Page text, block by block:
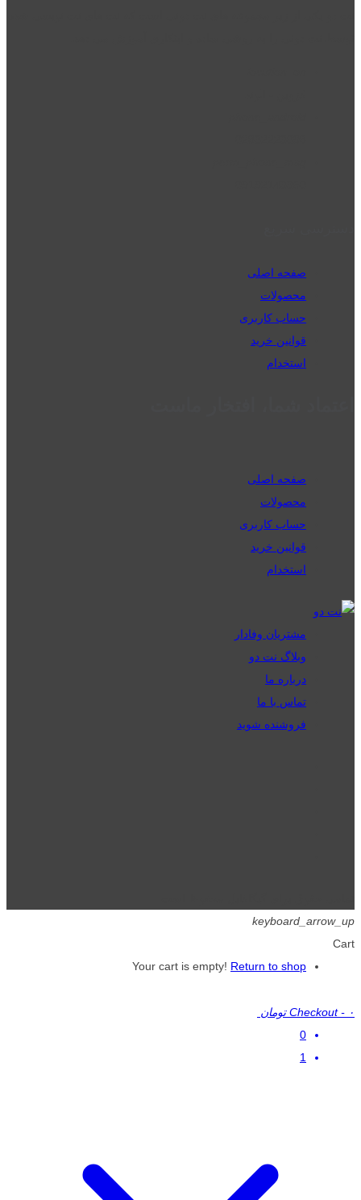
صفحه اصلی
محصولات
حساب کاربری
قوانین خرید
استخدام
صفحه اصلی
محصولات
حساب کاربری
قوانین خرید
استخدام
مشتریان وفادار
وبلاگ نت دو
درباره ما
تماس با ما
فروشنده شوید
keyboard_arrow_up
Cart
Your cart is empty! Return to shop
Checkout - ۰ تومان
0
1